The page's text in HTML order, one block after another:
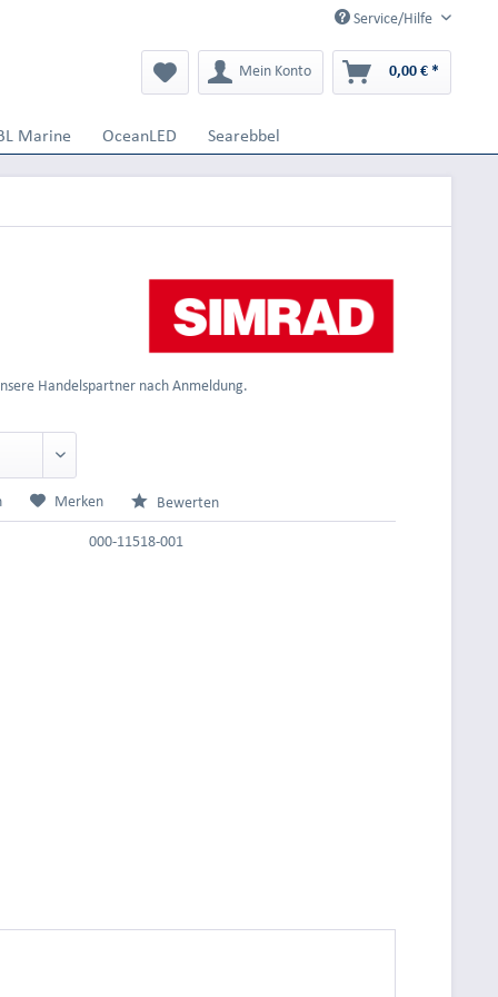
Service/Hilfe
Mein Konto 0,00 € *
Marine OceanLED Searebbel
Handelspartner nach Anmeldung.
Merken Bewerten
000-11518-001